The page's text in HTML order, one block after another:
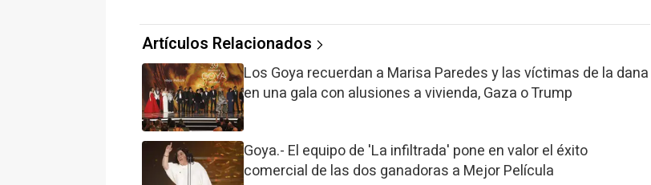
Artículos Relacionados
Los Goya recuerdan a Marisa Paredes y las víctimas de la dana
en una gala con alusiones a vivienda, Gaza o Trump
Goya.- El equipo de 'La infiltrada' pone en valor el éxito
comercial de las dos ganadoras a Mejor Película